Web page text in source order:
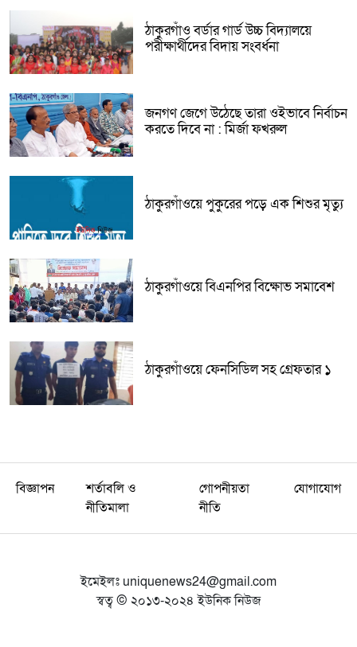
ঠাকুরগাঁও বর্ডার গার্ড উচ্চ বিদ্যালয়ে
পরীক্ষার্থীদের বিদায় সংবর্ধনা
জনগণ জেগে উঠেছে তারা ওইভাবে নির্বাচন
করতে দিবে না : মির্জা ফখরুল
ঠাকুরগাঁওয়ে পুকুরের পড়ে এক শিশুর মৃত্যু
ঠাকুরগাঁওয়ে বিএনপির বিক্ষোভ সমাবেশ
ঠাকুরগাঁওয়ে ফেনসিডিল সহ গ্রেফতার ১
বিজ্ঞাপন
শর্তাবলি ও
নীতিমালা
গোপনীয়তা
নীতি
যোগাযোগ
ইমেইলঃ uniquenews24@gmail.com
স্বত্ব © ২০১৩-২০২৪ ইউনিক নিউজ